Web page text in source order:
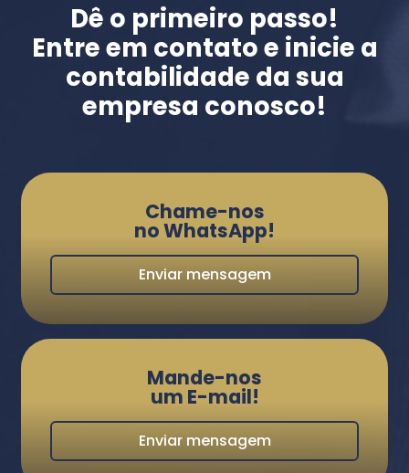
Dê o primeiro passo!
Entre em contato e inicie a
contabilidade da sua
empresa conosco!
Chame-nos
no WhatsApp!
Enviar mensagem
Mande-nos
um E-mail!
Enviar mensagem